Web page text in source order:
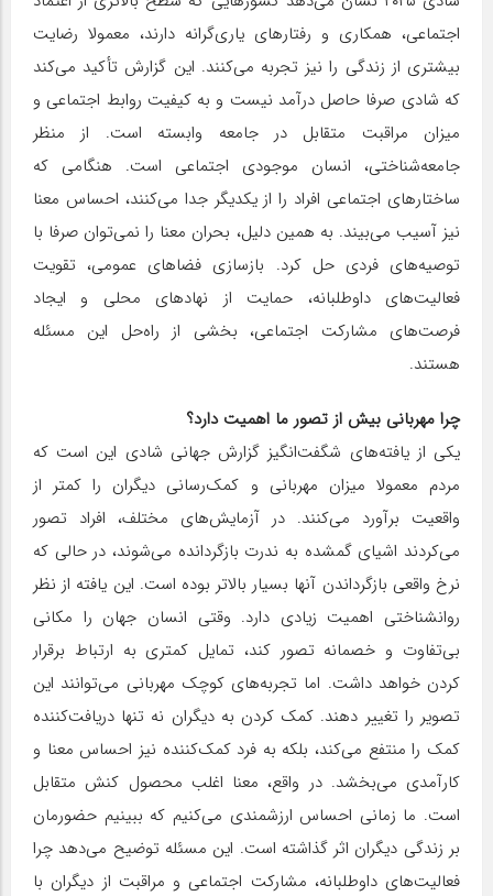
اجتماعی، همکاری و رفتارهای یاری‌گرانه دارند، معمولا رضایت
بیشتری از زندگی را نیز تجربه می‌کنند. این گزارش تأکید می‌کند
که شادی صرفا حاصل درآمد نیست و به کیفیت روابط اجتماعی و
میزان مراقبت متقابل در جامعه وابسته است. از منظر
جامعه‌شناختی، انسان موجودی اجتماعی است. هنگامی که
ساختارهای اجتماعی افراد را از یکدیگر جدا می‌کنند، احساس معنا
نیز آسیب می‌بیند. به همین دلیل، بحران معنا را نمی‌توان صرفا با
توصیه‌‌های فردی حل کرد. بازسازی فضاهای عمومی، تقویت
فعالیت‌های داوطلبانه، حمایت از نهادهای محلی و ایجاد
فرصت‌های مشارکت اجتماعی، بخشی از راه‌حل این مسئله
هستند.
چرا مهربانی بیش از تصور ما اهمیت دارد؟
یکی از یافته‌های شگفت‌‌انگیز گزارش جهانی شادی این است که
مردم معمولا میزان مهربانی و کمک‌رسانی دیگران را کمتر از
واقعیت برآورد می‌کنند. در آزمایش‌های مختلف، افراد تصور
می‌کردند اشیای گمشده به ندرت بازگردانده می‌شوند، در حالی که
نرخ واقعی بازگرداندن آنها بسیار بالاتر بوده است. این یافته از نظر
روانشناختی اهمیت زیادی دارد. وقتی انسان جهان را مکانی
بی‌تفاوت و خصمانه تصور کند، تمایل کمتری به ارتباط برقرار
کردن خواهد داشت. اما تجربه‌های کوچک مهربانی می‌توانند این
تصویر را تغییر دهند. کمک کردن به دیگران نه تنها دریافت‌کننده
کمک را منتفع می‌کند، بلکه به فرد کمک‌کننده نیز احساس معنا و
کارآمدی می‌بخشد. در واقع، معنا اغلب محصول کنش متقابل
است. ما زمانی احساس ارزشمندی می‌کنیم که ببینیم حضورمان
بر زندگی دیگران اثر گذاشته است. این مسئله توضیح می‌دهد چرا
فعالیت‌های داوطلبانه، مشارکت اجتماعی و مراقبت از دیگران با